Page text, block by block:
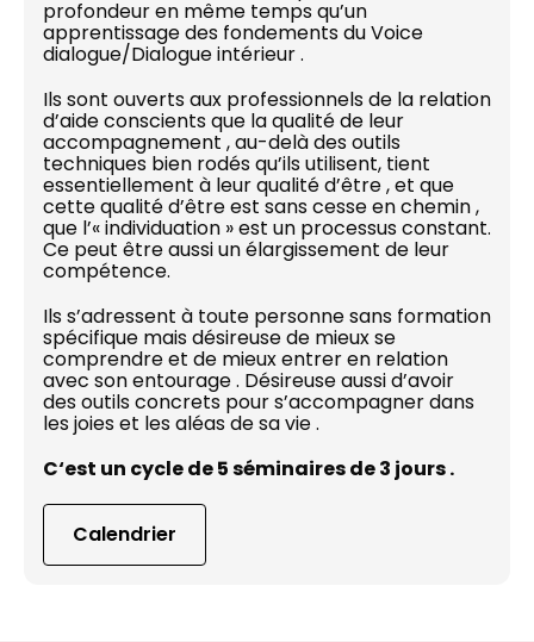
profondeur en même temps qu’un
apprentissage des fondements du Voice
dialogue/Dialogue intérieur .
Ils sont ouverts aux professionnels de la relation
d’aide conscients que la qualité de leur
accompagnement , au-delà des outils
techniques bien rodés qu’ils utilisent, tient
essentiellement à leur qualité d’être , et que
cette qualité d’être est sans cesse en chemin ,
que l’« individuation » est un processus constant.
Ce peut être aussi un élargissement de leur
compétence.
Ils s’adressent à toute personne sans formation
spécifique mais désireuse de mieux se
comprendre et de mieux entrer en relation
avec son entourage . Désireuse aussi d’avoir
des outils concrets pour s’accompagner dans
les joies et les aléas de sa vie .
C‘est un cycle de 5 séminaires de 3 jours .
Calendrier